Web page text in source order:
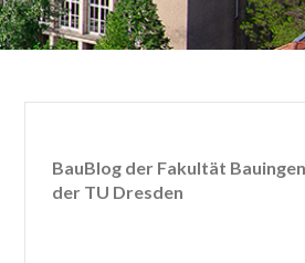
BauBlog der Fakultät
der TU Dresden